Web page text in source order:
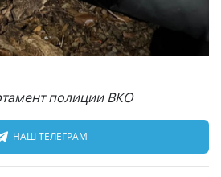
полиции ВКО
НАШ ТЕЛЕГРАМ